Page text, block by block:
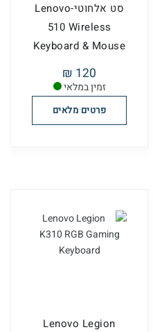
זמין במלאי
סט אלחוטי-Lenovo
510 Wireless
Keyboard & Mouse
120 ₪
פרטים מלאים
Lenovo Legion